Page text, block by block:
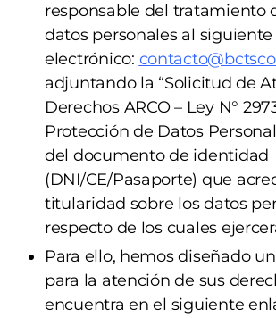
responsable del tratamiento
datos personales al
electrónico:
adjuntando la “Solicitud de
Derechos ARCO – Ley N°
Protección de Datos
del documento de identidad
(DNI/CE/Pasaporte) que
titularidad sobre los datos
respecto de los cuales
Para ello, hemos diseñado
para la atención de sus
encuentra en el siguiente